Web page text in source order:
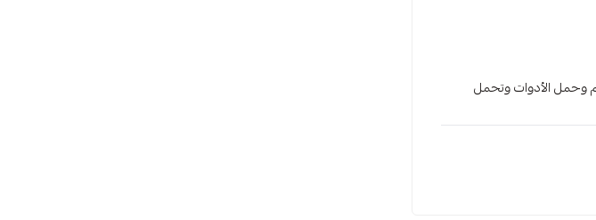
وحمل الأدوات وتحمل